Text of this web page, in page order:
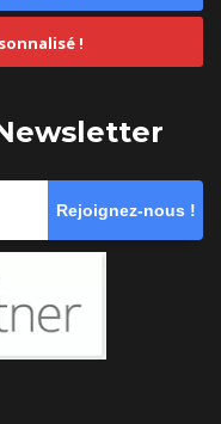
!
Rejoignez-nous !